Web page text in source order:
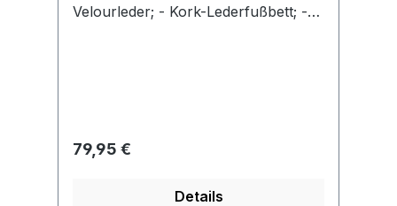
Velourleder; - Kork-Lederfußbett; -
Regulärer Preis:
79,95 €
Details